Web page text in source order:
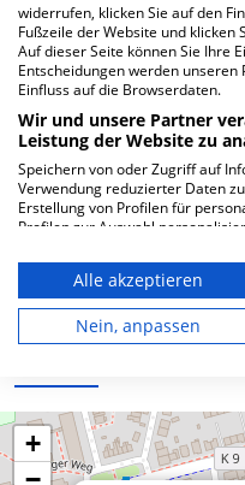
Wie lautet die
& Partner GbR
48153 Münster
Wie ist die
+
widerrufen, klicken Sie auf den
Fußzeile der Website und klicken
Auf dieser Seite können Sie Ihre
Entscheidungen werden
Einfluss auf die Browserdaten.
Wir und unsere Partner
Leistung der Website zu
Speichern von oder Zugriff auf
Verwendung reduzierter Daten
Erstellung von Profilen für
Profilen zur Auswahl
personalisierter Inhalte.
Performance von Inhalten.
oder Kombinationen von Daten
und Verbesserung der
Auswahl von Inhalten.
die USA gesendet werden.
Ihre Einwilligung und die cookie
Website/App.
Partnerliste anzeigen (1
Alle akzeptieren
Nein, anpassen